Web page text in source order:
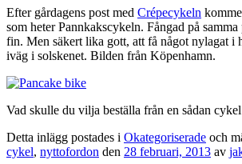
Efter gårdagens post med Crépecykeln
som heter Pannkakscykeln. Fångad på
fin. Men säkert lika gott, att få något nylagat i
iväg i solskenet. Bilden från Köpenhamn.
Vad skulle du vilja beställa från en sådan
Detta inlägg postades i Okategoriserade och
cykel, nyttofordon den 28 februari, 2013 av